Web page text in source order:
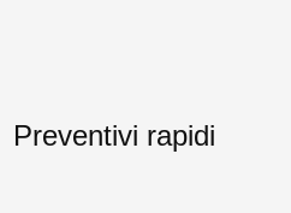
Preventivi rapidi